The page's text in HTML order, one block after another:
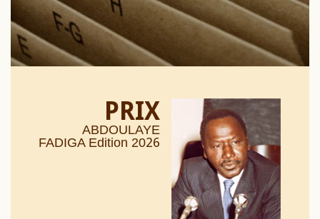
PRIX
ABDOULAYE
FADIGA Edition 2026